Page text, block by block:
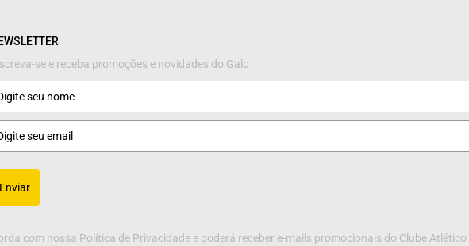
se e receba promoções e novidades do Galo
Enviar
com nossa Política de Privacidade e poderá receber e-mails promocionais do Clube Atlético